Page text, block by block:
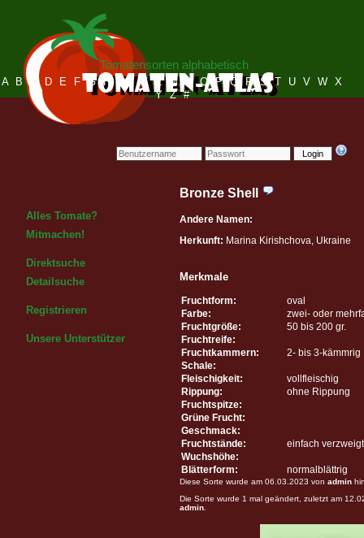
Login
Tomatensorten alphabetisch
A B C D E F G H I J K L M N O P Q R S T U V W X
Y Z #
Alles Tomate?
Mitmachen!
Direktsuche
Detailsuche
Registrieren
Unsere Unterstützer
Bronze Shell
Andere Namen:
Herkunft: Marina Kirishchova, Ukraine
Merkmale
Fruchtform:
oval
Farbe:
zwei- oder
Fruchtgröße:
50 bis 200 gr.
Fruchtreife:
Fruchtkammern:
2- bis 3-kämmrig
Schale:
Fleischigkeit:
vollfleischig
Rippung:
ohne Rippung
Fruchtspitze:
Grüne Frucht:
Geschmack:
Fruchtstände:
einfach verzweigt
Wuchshöhe:
Blätterform:
normalblättrig
Diese Sorte wurde am 06.03.2023 von admin
Die Sorte wurde 1 mal geändert, zuletzt am
admin